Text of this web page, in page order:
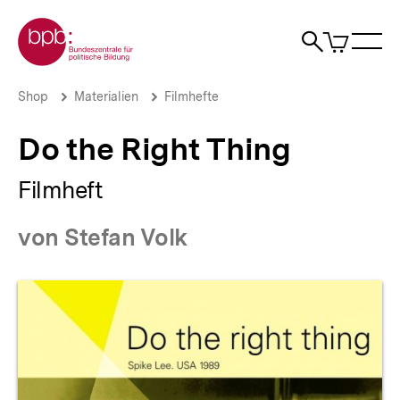
zum
Seiteninhalt
springen
Zur Startseite der bpb
Suche
Artikel
im
Do
Thing
bpb.de
Brotkrümelnavigation
Pfadnavigation
Shop Materialien Filmhefte
Do the Right Thing
Filmheft
von Stefan Volk
Produktvorschau